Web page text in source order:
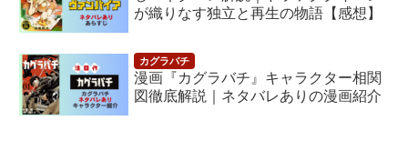
が織りなす独立と再生の物語【感想】
漫画『カグラバチ』キャラクター相関
図徹底解説｜ネタバレありの漫画紹介